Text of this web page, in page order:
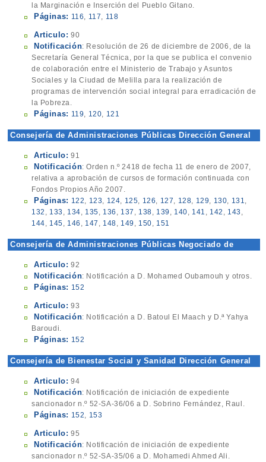
la Marginación e Inserción del Pueblo Gitano.
Páginas: 116, 117, 118
Articulo: 90
Notificación: Resolución de 26 de diciembre de 2006, de la
Secretaría General Técnica, por la que se publica el convenio
de colaboración entre el Ministerio de Trabajo y Asuntos
Sociales y la Ciudad de Melilla para la realización de
programas de intervención social integral para erradicación de
la Pobreza.
Páginas: 119, 120, 121
Consejería de Administraciones Públicas Dirección General
Articulo: 91
Notificación: Orden n.º 2418 de fecha 11 de enero de 2007,
relativa a aprobación de cursos de formación continuada con
Fondos Propios Año 2007.
Páginas: 122, 123, 124, 125, 126, 127, 128, 129, 130, 131,
132 , 133 , 134, 135, 136 , 137 , 138, 139 , 140, 141 , 142 , 143 ,
144, 145, 146 , 147 , 148, 149 , 150, 151
Consejería de Administraciones Públicas Negociado de
Articulo: 92
Notificación: Notificación a D. Mohamed Oubamouh y otros.
Páginas: 152
Articulo: 93
Notificación: Notificación a D. Batoul El Maach y D.ª Yahya
Baroudi.
Páginas: 152
Consejería de Bienestar Social y Sanidad Dirección General
Articulo: 94
Notificación: Notificación de iniciación de expediente
sancionador n.º 52-SA-36/06 a D. Sobrino Fernández, Raul.
Páginas: 152, 153
Articulo: 95
Notificación: Notificación de iniciación de expediente
sancionador n.º 52-SA-35/06 a D. Mohamedi Ahmed Ali.